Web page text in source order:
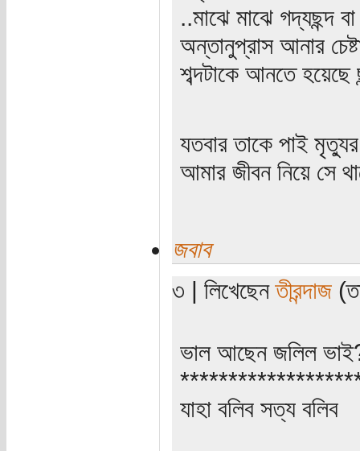
..মাঝে মাঝে গদ্যছন্দ
অন্তানুপ্রাস আনার
শব্দটাকে আনতে হয়েছে
যতবার তাকে পাই
আমার জীবন নিয়ে সে
জবাব
৩ | লিখেছেনতীরন্দাজ
ভাল আছেন জলিল
যাহা বলিব সত্য বলিব